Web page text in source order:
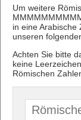
Um weitere
in eine Arabische
unseren
Achten Sie bitte
keine
Römischen